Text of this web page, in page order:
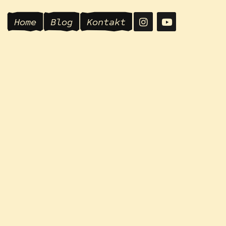
Home Blog Kontakt